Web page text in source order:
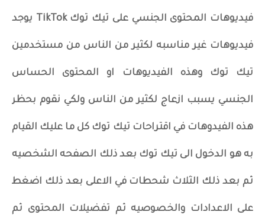
فيديوهات المحتوى الجنسي على تيك توك TikTok يوجد
فيديوهات غير مناسبه لكثير من الناس من مستخدمين
تيك توك وهذه الفيديوهات او المحتوى الحساس
الجنسي يسبب ازعاج لكثير من الناس ولكي نقوم بحظر
هذه الفيدوهات في اقتراحات تيك توك كل ما عليك القيام
به هو الدخول الى تيك توك بعد ذلك الصفحه الشخصيه
ثم بعد ذلك الثلاث شحطات في الاعلى بعد ذلك اضغط
على الاعدادات والخصوصيه ثم تفضيلات المحتوى ثم